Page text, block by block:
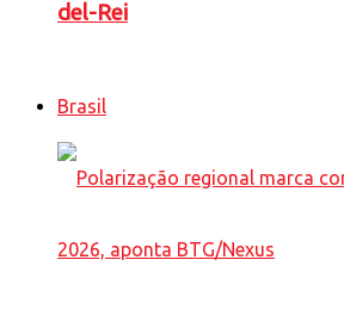
del-Rei
Brasil